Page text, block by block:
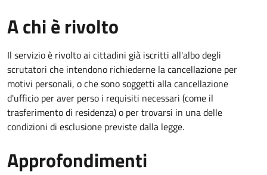
A chi è rivolto
Il servizio è rivolto ai cittadini già iscritti all'albo degli
scrutatori che intendono richiederne la cancellazione per
motivi personali, o che sono soggetti alla cancellazione
d'ufficio per aver perso i requisiti necessari (come il
trasferimento di residenza) o per trovarsi in una delle
condizioni di esclusione previste dalla legge.
Approfondimenti